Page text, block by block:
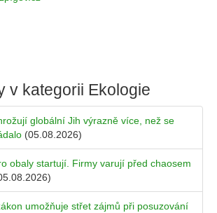
v kategorii Ekologie
globální Jih výrazně více, než se
(05.08.2026)
obaly startují. Firmy varují před chaosem
umožňuje střet zájmů při posuzování